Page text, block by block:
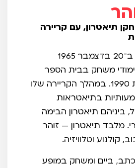
תיאטרון, עם קריירה
ליאור זוהר נולד ב־20 בדצמבר 1965
משחק בבית הספר
"בית צבי" בשנת 1990. במהלך הקריירה שלו
בתיאטראות
ביניהם תיאטרון הבימה
מלבד תיאטרון — זוהר
קולנוע וטלוויזיה.
כתב, ביים ומשחק במופע